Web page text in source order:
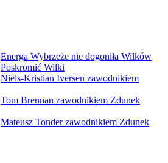
Energa Wybrzeże nie dogoniła Wilków
Poskromić Wilki
Niels-Kristian Iversen zawodnikiem
Tom Brennan zawodnikiem Zdunek
Mateusz Tonder zawodnikiem Zdunek